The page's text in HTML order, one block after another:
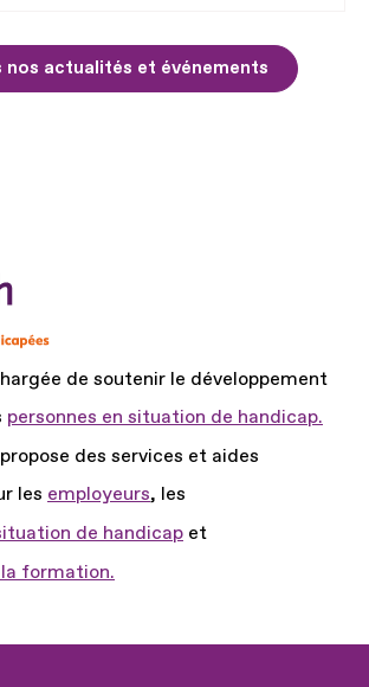
nos actualités et événements
de soutenir le développement
personnes en situation de handicap.
des services et aides
les employeurs, les
de handicap et
formation.